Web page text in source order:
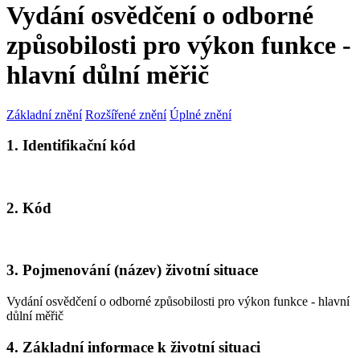
Vydání osvědčení o odborné
způsobilosti pro výkon funkce -
hlavní důlní měřič
Základní znění Rozšířené znění Úplné znění
1. Identifikační kód
2. Kód
3. Pojmenování (název) životní situace
Vydání osvědčení o odborné způsobilosti pro výkon funkce - hlavní
důlní měřič
4. Základní informace k životní situaci